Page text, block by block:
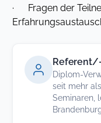
· Fragen der
Diplom-
seit mehr
Seminaren,